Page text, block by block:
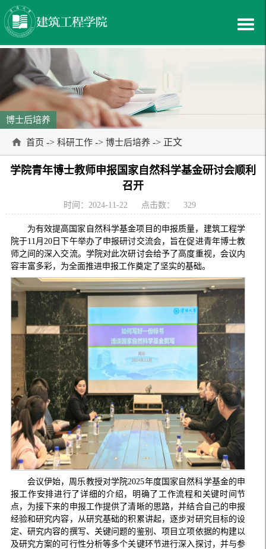
博士后培养
首页 -> 科研工作 -> 博士后培养 -> 正文
学院青年博士教师申报国家自然科学基金研讨会顺利
召开
时间：2024-11-22 点击数： 329
为有效提高国家自然科学基金项目的申报质量，建筑工程学
院于11月20日下午举办了申报研讨交流会，旨在促进青年博士教
师之间的深入交流。学院对此次研讨会给予了高度重视，会议内
容丰富多彩，为全面推进申报工作奠定了坚实的基础。
会议伊始，周乐教授对学院2025年度国家自然科学基金的申
报工作安排进行了详细的介绍，明确了工作流程和关键时间节
点，为接下来的申报工作提供了清晰的思路，并结合自己的申报
经验和研究内容，从研究基础的积累讲起，逐步对研究目标的设
定、研究内容的撰写、关键问题的鉴别、项目立项依据的构建以
及研究方案的可行性分析等多个关键环节进行深入探讨，并与参